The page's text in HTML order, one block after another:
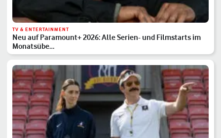
TV & ENTERTAINMENT
Neu auf Paramount+ 2026: Alle Serien- und Filmstarts im
Monatsübe…